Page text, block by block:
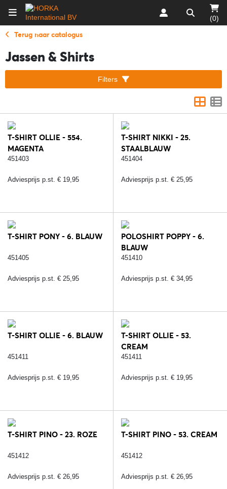
(0)
Terug naar catalogus
Jassen & Shirts
Filters
T-SHIRT OLLIE - 554.
MAGENTA
451403
Adviesprijs p.st. € 19,95
T-SHIRT NIKKI - 25.
STAALBLAUW
451404
Adviesprijs p.st. € 25,95
T-SHIRT PONY - 6. BLAUW
451405
Adviesprijs p.st. € 25,95
POLOSHIRT POPPY - 6.
BLAUW
451410
Adviesprijs p.st. € 34,95
T-SHIRT OLLIE - 6. BLAUW
451411
Adviesprijs p.st. € 19,95
T-SHIRT OLLIE - 53.
CREAM
451411
Adviesprijs p.st. € 19,95
T-SHIRT PINO - 23. ROZE
451412
Adviesprijs p.st. € 26,95
T-SHIRT PINO - 53. CREAM
451412
Adviesprijs p.st. € 26,95